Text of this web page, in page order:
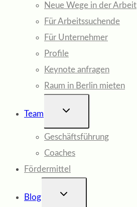
Neue Wege in der Arbeit
Für Arbeitssuchende
Für Unternehmer
Profile
Keynote anfragen
Raum in Berlin mieten
Team
UNTERMENÜ
Geschäftsführung
Coaches
Fördermittel
Blog
UNTERMENÜ